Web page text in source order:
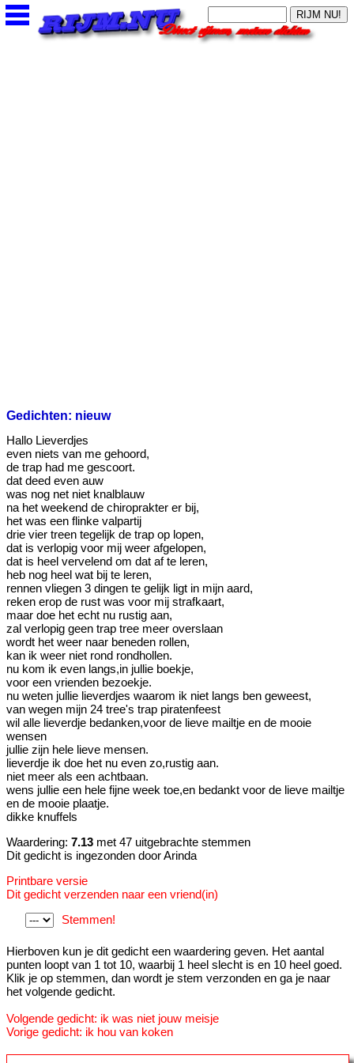
Gedichten: nieuw
Hallo Lieverdjes
even niets van me gehoord,
de trap had me gescoort.
dat deed even auw
was nog net niet knalblauw
na het weekend de chiroprakter er bij,
het was een flinke valpartij
drie vier treen tegelijk de trap op lopen,
dat is verlopig voor mij weer afgelopen,
dat is heel vervelend om dat af te leren,
heb nog heel wat bij te leren,
rennen vliegen 3 dingen te gelijk ligt in mijn aard,
reken erop de rust was voor mij strafkaart,
maar doe het echt nu rustig aan,
zal verlopig geen trap tree meer overslaan
wordt het weer naar beneden rollen,
kan ik weer niet rond rondhollen.
nu kom ik even langs,in jullie boekje,
voor een vrienden bezoekje.
nu weten jullie lieverdjes waarom ik niet langs ben geweest,
van wegen mijn 24 tree's trap piratenfeest
wil alle lieverdje bedanken,voor de lieve mailtje en de mooie
wensen
jullie zijn hele lieve mensen.
lieverdje ik doe het nu even zo,rustig aan.
niet meer als een achtbaan.
wens jullie een hele fijne week toe,en bedankt voor de lieve mailtje
en de mooie plaatje.
dikke knuffels
Waardering: 7.13 met 47 uitgebrachte stemmen
Dit gedicht is ingezonden door Arinda
Printbare versie
Dit gedicht verzenden naar een vriend(in)
Stemmen!
Hierboven kun je dit gedicht een waardering geven. Het aantal
punten loopt van 1 tot 10, waarbij 1 heel slecht is en 10 heel goed.
Klik je op stemmen, dan wordt je stem verzonden en ga je naar
het volgende gedicht.
Volgende gedicht: ik was niet jouw meisje
Vorige gedicht: ik hou van koken